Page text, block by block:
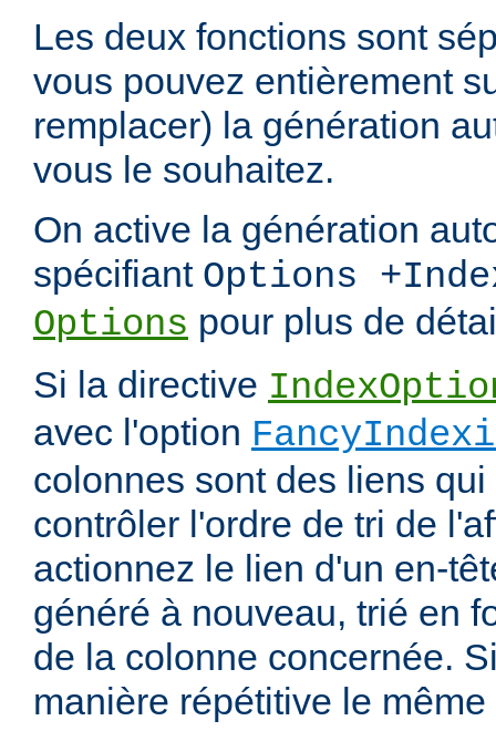
Les deux fonctions sont
vous pouvez entièrement
remplacer) la génération
vous le souhaitez.
On active la génération
spécifiant Options
Options pour plus de
Si la directive
avec l'option
colonnes sont des liens
contrôler l'ordre de tri de
actionnez le lien d'un en-
généré à nouveau, trié en
de la colonne concernée.
manière répétitive le